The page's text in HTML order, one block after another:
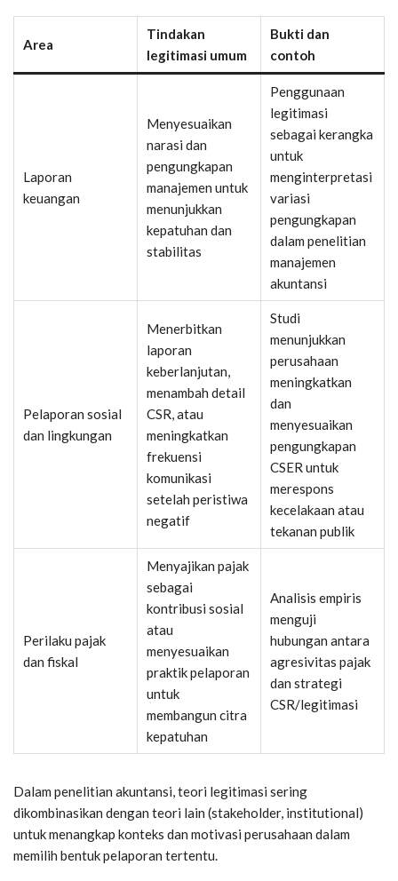
Area
Tindakan
legitimasi umum
Bukti dan
contoh
Laporan
keuangan
Menyesuaikan
narasi dan
pengungkapan
manajemen untuk
menunjukkan
kepatuhan dan
stabilitas
Penggunaan
legitimasi
sebagai kerangka
untuk
menginterpretasi
variasi
pengungkapan
dalam penelitian
manajemen
akuntansi
Pelaporan sosial
dan lingkungan
Menerbitkan
laporan
keberlanjutan,
menambah detail
CSR, atau
meningkatkan
frekuensi
komunikasi
setelah peristiwa
negatif
Studi
menunjukkan
perusahaan
meningkatkan
dan
menyesuaikan
pengungkapan
CSER untuk
merespons
kecelakaan atau
tekanan publik
Perilaku pajak
dan fiskal
Menyajikan pajak
sebagai
kontribusi sosial
atau
menyesuaikan
praktik pelaporan
untuk
membangun citra
kepatuhan
Analisis empiris
menguji
hubungan antara
agresivitas pajak
dan strategi
CSR/legitimasi
Dalam penelitian akuntansi, teori legitimasi sering
dikombinasikan dengan teori lain (stakeholder, institutional)
untuk menangkap konteks dan motivasi perusahaan dalam
memilih bentuk pelaporan tertentu.